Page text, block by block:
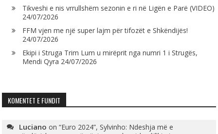
Tikveshi e nis vrrullshëm sezonin e ri në Ligën e Parë (VIDEO)
24/07/2026
FFM vjen me një super lajm për tifozët e Shkëndijës!
24/07/2026
Ekipi i Struga Trim Lum u mirëprit nga numri 1 i Strugës,
Mendi Qyra 24/07/2026
KOMENTET E FUNDIT
Luciano on“Euro 2024”, Sylvinho: Ndeshja më e